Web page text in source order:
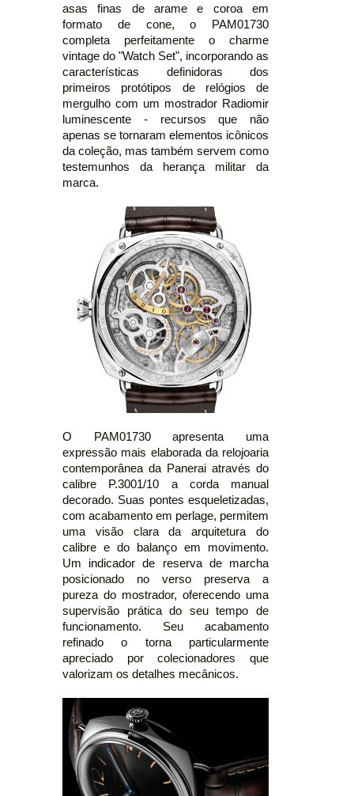
asas finas de arame e coroa em
formato de cone, o PAM01730
completa perfeitamente o charme
vintage do "Watch Set", incorporando as
características definidoras dos
primeiros protótipos de relógios de
mergulho com um mostrador Radiomir
luminescente - recursos que não
apenas se tornaram elementos icônicos
da coleção, mas também servem como
testemunhos da herança militar da
marca.
O PAM01730 apresenta uma
expressão mais elaborada da relojoaria
contemporânea da Panerai através do
calibre P.3001/10 a corda manual
decorado. Suas pontes esqueletizadas,
com acabamento em perlage, permitem
uma visão clara da arquitetura do
calibre e do balanço em movimento.
Um indicador de reserva de marcha
posicionado no verso preserva a
pureza do mostrador, oferecendo uma
supervisão prática do seu tempo de
funcionamento. Seu acabamento
refinado o torna particularmente
apreciado por colecionadores que
valorizam os detalhes mecânicos.